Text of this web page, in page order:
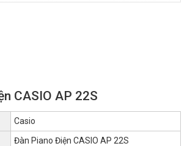
CASIO AP 22S
Casio
Đàn Piano Điện CASIO AP 22S